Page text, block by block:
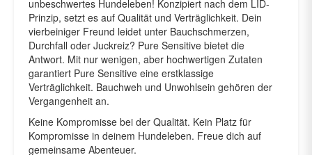
unbeschwertes Hundeleben! Konzipiert nach dem LID-
Prinzip, setzt es auf Qualität und Verträglichkeit. Dein
vierbeiniger Freund leidet unter Bauchschmerzen,
Durchfall oder Juckreiz? Pure Sensitive bietet die
Antwort. Mit nur wenigen, aber hochwertigen Zutaten
garantiert Pure Sensitive eine erstklassige
Verträglichkeit. Bauchweh und Unwohlsein gehören der
Vergangenheit an.
Keine Kompromisse bei der Qualität. Kein Platz für
Kompromisse in deinem Hundeleben. Freue dich auf
gemeinsame Abenteuer.